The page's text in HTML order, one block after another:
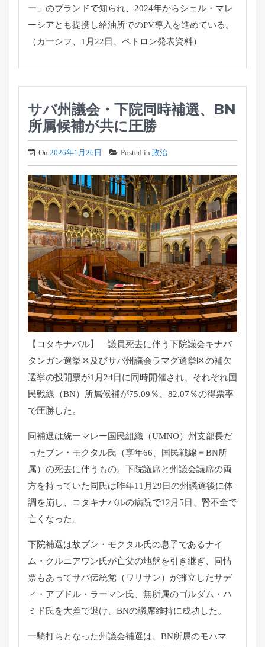
ー」 のブランドで知られ、2024年からシェル・ マレ
ーシアとも提携し給油所でのPV導入を進めている。
（カーシフ、1月22日、ペトロン発表資料）
サバ州議会・下院同時補選、BN
所属候補が共に圧勝
On 2026年1月26日 Posted in 政治
【コタキナバル】 議員死去に伴う下院議会キナバ
タンガン選挙区及びサバ州議会ラマグ選挙区の補欠
選挙の投開票が1月24日に同時開催され、 それぞれ国
民戦線（BN）所属候補が75.09％、82.07％の得票率
で圧勝した。
同補選は統一マレー国民組織（UMNO）州支部長だ
ったブン・ モクタル氏（享年66、国民戦線＝BN所
属）の死去に伴うもの。 下院議席と州議会議席の両
方を持っていた同氏は昨年11月29日の州議選後に体
調を崩し、コタキナバルの病院で12月5日、 腎不全で
亡くなった。
下院補選は故ブン・モクタル氏の息子であるナイ
ム・ クルニアワン氏が亡父の地盤を引き継ぎ、
同情
票もあってサバ伝統党（ワリサン）が擁立したサデ
ィ・ アブドル・ラーマン氏、無所属のゴルダム・ ハ
ミド氏を大差で退け、BNの議席維持に成功した。
一騎打ちとなった州議会補選は、BN所属のモハマ